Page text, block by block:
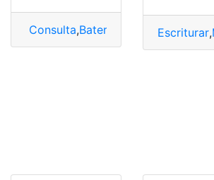
Consulta,Batería Escriturar,